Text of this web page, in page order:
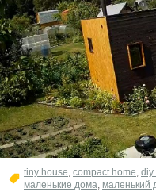
tiny house, compact home, diy
маленькие дома, маленький